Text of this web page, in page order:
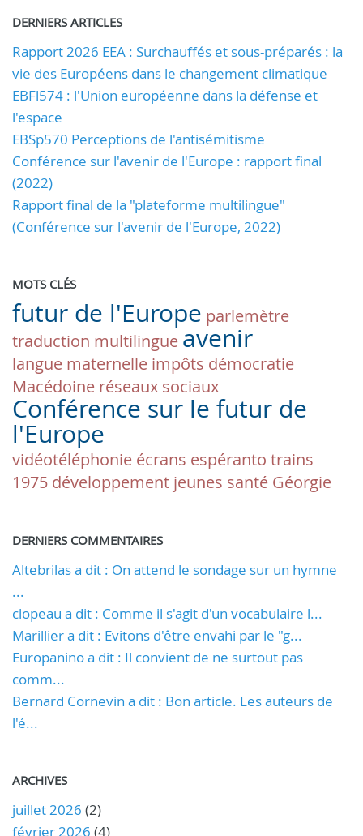
DERNIERS ARTICLES
Rapport 2026 EEA : Surchauffés et sous-préparés : la
vie des Européens dans le changement climatique
EBFl574 : l'Union européenne dans la défense et
l'espace
EBSp570 Perceptions de l'antisémitisme
Conférence sur l'avenir de l'Europe : rapport final
(2022)
Rapport final de la "plateforme multilingue"
(Conférence sur l'avenir de l'Europe, 2022)
MOTS CLÉS
futur de l'Europe parlemètre
traduction multilingue avenir
langue maternelle impôts démocratie
Macédoine réseaux sociaux
Conférence sur le futur de
l'Europe
vidéotéléphonie écrans espéranto trains
1975 développement jeunes santé Géorgie
DERNIERS COMMENTAIRES
Altebrilas a dit : On attend le sondage sur un hymne
...
clopeau a dit : Comme il s'agit d'un vocabulaire l...
Marillier a dit : Evitons d'être envahi par le "g...
Europanino a dit : Il convient de ne surtout pas
comm...
Bernard Cornevin a dit : Bon article. Les auteurs de
l'é...
ARCHIVES
juillet 2026 (2)
février 2026 (4)